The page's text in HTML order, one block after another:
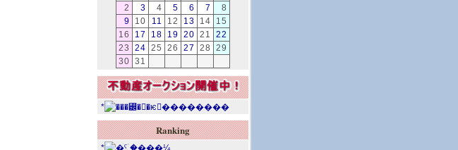
2
3 4 5 6 7
8
9
10 11 12 13 14
15
16
17 18 19 20 21
22
23
24 25 26 27 28
29
30 31
*
Ranking